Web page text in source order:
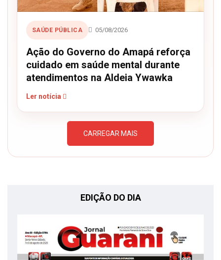
SAÚDE PÚBLICA 05/08/2026
Ação do Governo do Amapá reforça
cuidado em saúde mental durante
atendimentos na Aldeia Ywawka
Ler notícia
CARREGAR MAIS
EDIÇÃO DO DIA